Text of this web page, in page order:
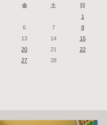
金 土
日
1
6 7
8
13 14
15
20 21
22
27 28